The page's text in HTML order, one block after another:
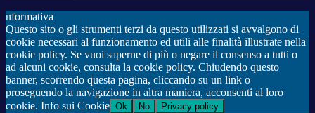
nformativa
Questo sito o gli strumenti terzi da questo utilizzati si avvalgono di
cookie necessari al funzionamento ed utili alle finalità illustrate nella
cookie policy. Se vuoi saperne di più o negare il consenso a tutti o
ad alcuni cookie, consulta la cookie policy. Chiudendo questo
banner, scorrendo questa pagina, cliccando su un link o
proseguendo la navigazione in altra maniera, acconsenti al loro
cookie. Info sui Cookie Ok No Privacy policy